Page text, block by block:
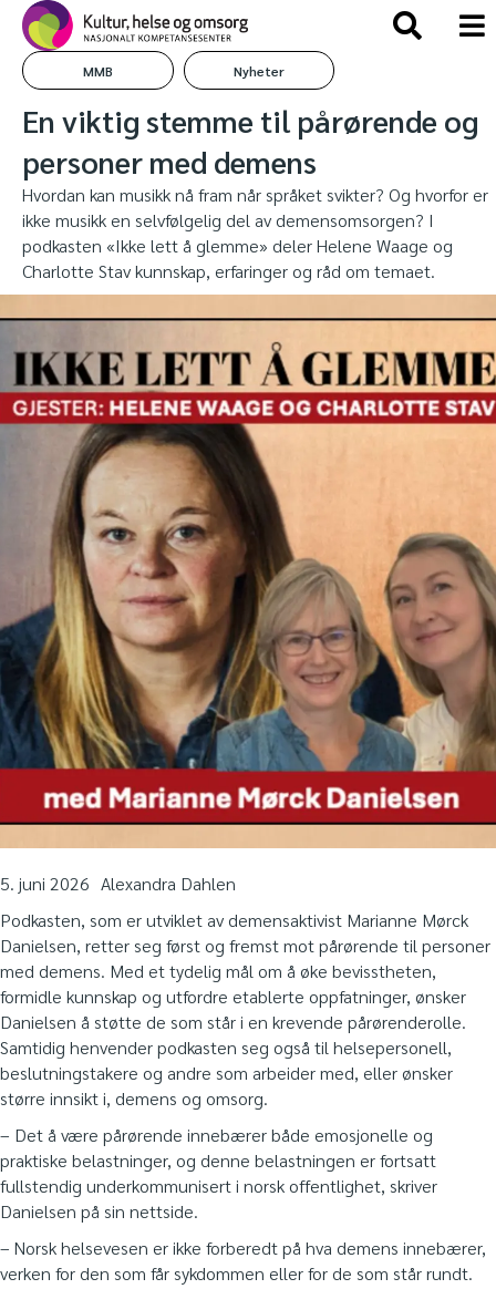
MMB Nyheter
En viktig stemme til pårørende og
personer med demens
Hvordan kan musikk nå fram når språket svikter? Og hvorfor er
ikke musikk en selvfølgelig del av demensomsorgen? I
podkasten «Ikke lett å glemme» deler Helene Waage og
Charlotte Stav kunnskap, erfaringer og råd om temaet.
5. juni 2026 Alexandra Dahlen
Podkasten, som er utviklet av demensaktivist Marianne Mørck
Danielsen, retter seg først og fremst mot pårørende til personer
med demens. Med et tydelig mål om å øke bevisstheten,
formidle kunnskap og utfordre etablerte oppfatninger, ønsker
Danielsen å støtte de som står i en krevende pårørenderolle.
Samtidig henvender podkasten seg også til helsepersonell,
beslutningstakere og andre som arbeider med, eller ønsker
større innsikt i, demens og omsorg.
– Det å være pårørende innebærer både emosjonelle og
praktiske belastninger, og denne belastningen er fortsatt
fullstendig underkommunisert i norsk offentlighet, skriver
Danielsen på sin nettside.
– Norsk helsevesen er ikke forberedt på hva demens innebærer,
verken for den som får sykdommen eller for de som står rundt.